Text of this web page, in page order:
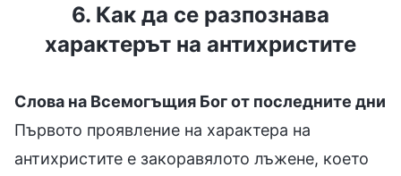
6. Как да се разпознава
характерът на антихристите
Слова на Всемогъщия Бог от последните дни
Първото проявление на характера на
антихристите е закоравялото лъжене, което